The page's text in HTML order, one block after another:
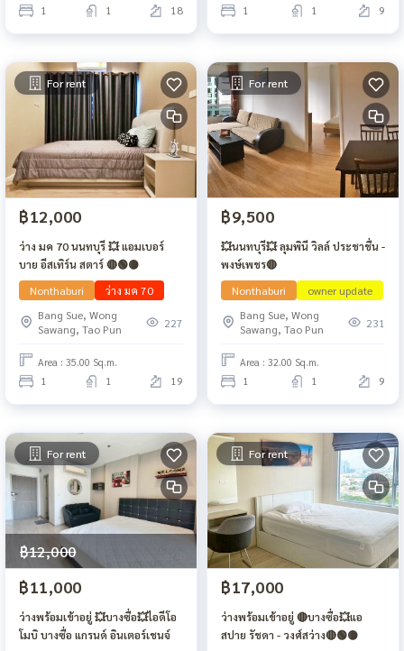
1 1 18 1 1 9
For rent
฿12,000
ว่าง มค 70 นนทบุรี 💥 แอมเบอร์
บาย อีสเทิร์น สตาร์ 🔴🟢🟡
Nonthaburi
ว่าง มค 70
Bang Sue, Wong
Sawang, Tao Pun
227
Area : 35.00 Sq.m.
1 1 19
For rent
฿9,500
💥นนทบุรี💥 ลุมพินี วิลล์ ประชาชื่น -
พงษ์เพชร🔴
Nonthaburi
owner update
Bang Sue, Wong
Sawang, Tao Pun
231
Area : 32.00 Sq.m.
1 1 9
For rent
฿12,000
฿11,000
ว่างพร้อมเข้าอยู่ 💥บางซื่อ💥ไอดีโอ
โมบิ บางซื่อ แกรนด์ อินเตอร์เชนจ์
For rent
฿17,000
ว่างพร้อมเข้าอยู่ 🔴บางซื่อ💥แอ
สปาย รัชดา - วงศ์สว่าง🔴🟢🟡